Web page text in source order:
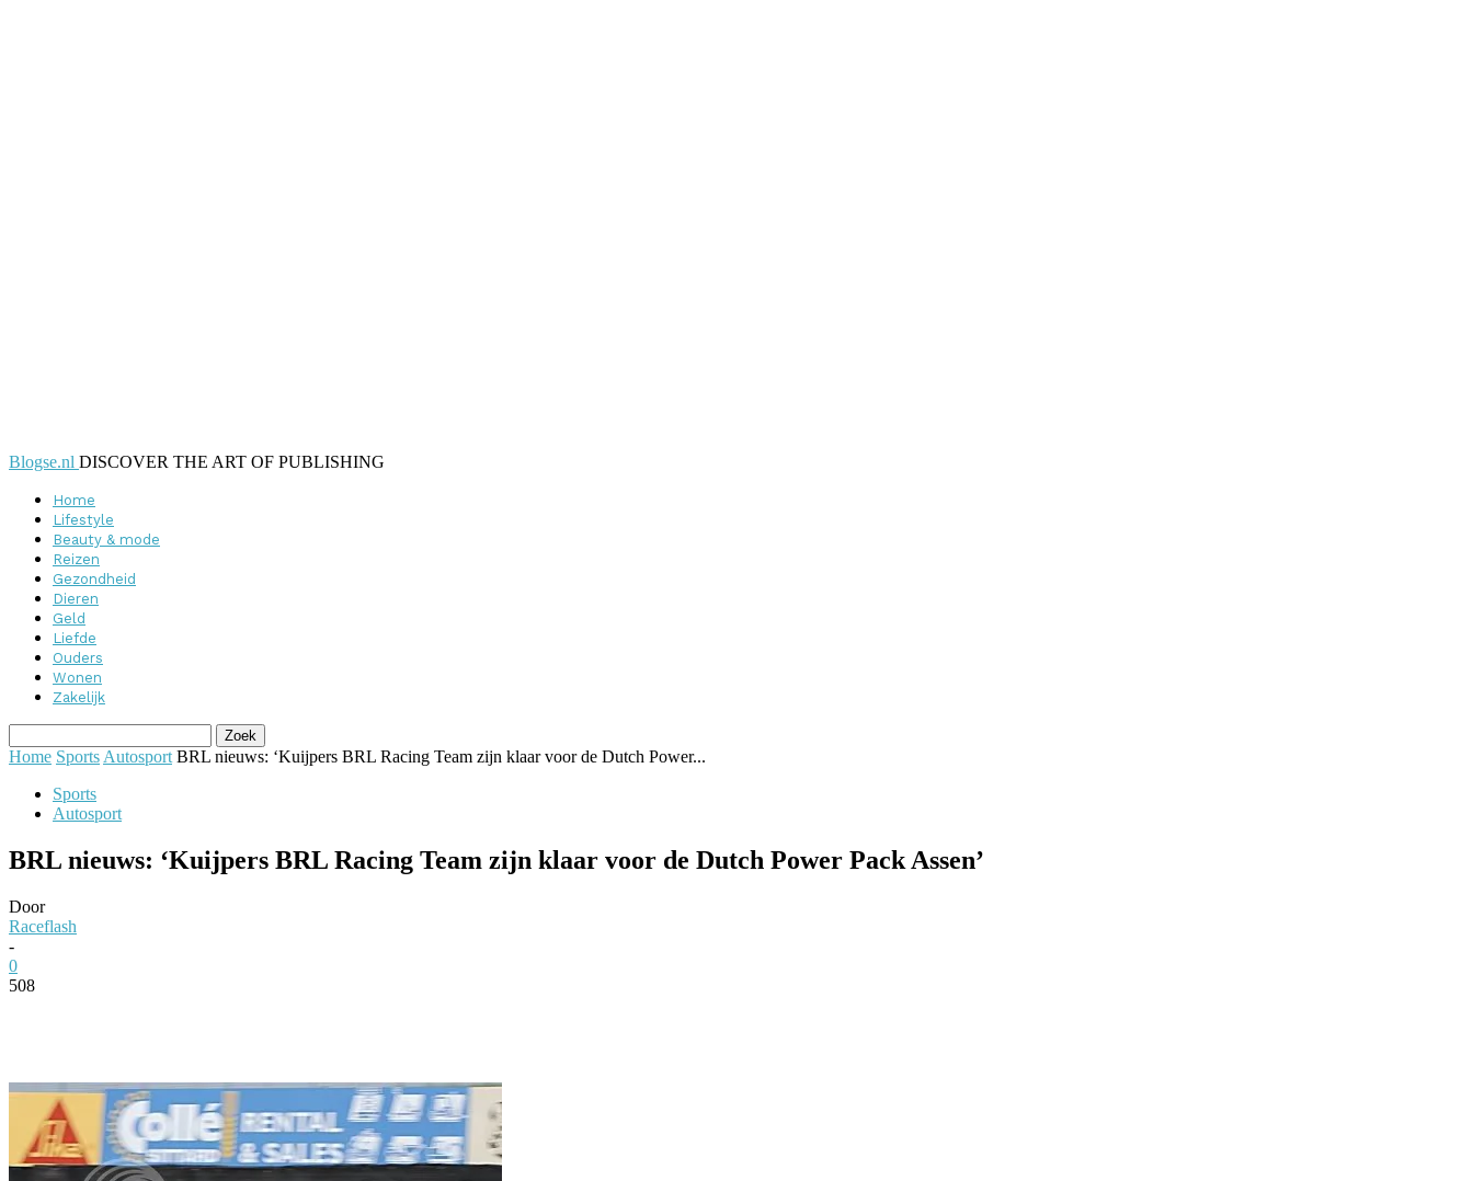
Blogse.nl DISCOVER THE ART OF PUBLISHING
Home
Lifestyle
Beauty & mode
Reizen
Gezondheid
Dieren
Geld
Liefde
Ouders
Wonen
Zakelijk
Home Sports Autosport BRL nieuws: ‘Kuijpers BRL Racing Team zijn klaar voor de Dutch Power...
Sports
Autosport
BRL nieuws: ‘Kuijpers BRL Racing Team zijn klaar voor de Dutch Power Pack Assen’
Door
Raceflash
-
0
508